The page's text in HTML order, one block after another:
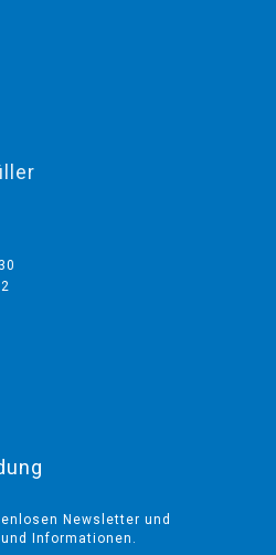
Newsletter und
Informationen.